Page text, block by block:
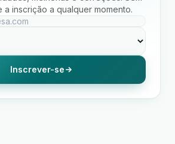
inscrição a qualquer momento.
Inscrever-se